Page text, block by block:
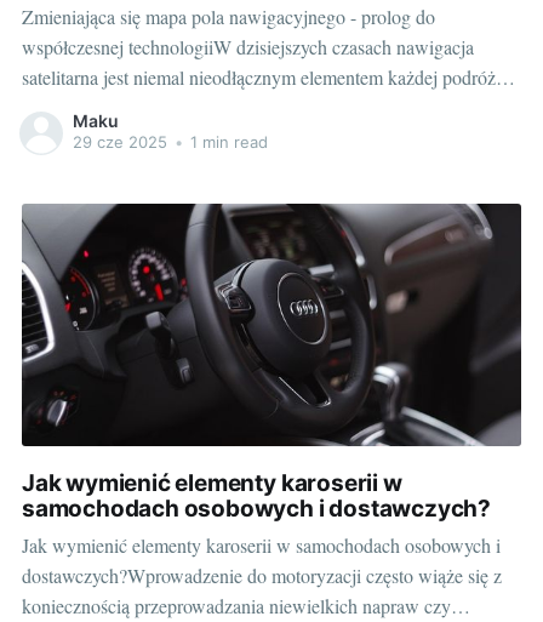
Zmieniająca się mapa pola nawigacyjnego - prolog do
współczesnej technologiiW dzisiejszych czasach nawigacja
satelitarna jest niemal nieodłącznym elementem każdej podróży
samochodem. Zaczynając od prostych urządzeń, które
pokazywały tylko podstawowe mapy, poprzez nawigacje GPS
urządzeń powiązanych z innymi komponentami
samochodowymi. Zmieniają się nie
Maku
29 cze 2025 • 1 min read
Jak wymienić elementy karoserii w
samochodach osobowych i dostawczych?
Jak wymienić elementy karoserii w samochodach osobowych i
dostawczych?Wprowadzenie do motoryzacji często wiąże się z
koniecznością przeprowadzania niewielkich napraw czy